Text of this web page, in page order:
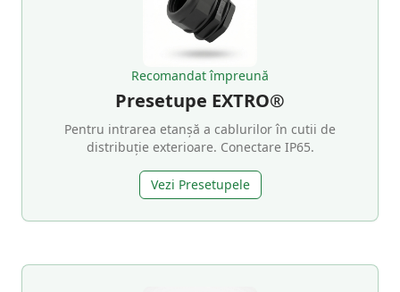
Recomandat împreună
Presetupe EXTRO®
Pentru intrarea etanșă a cablurilor în cutii de
distribuție exterioare. Conectare IP65.
Vezi Presetupele